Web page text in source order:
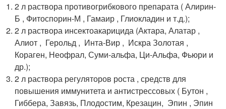
2 л раствора противогрибкового препарата ( Алирин-
Б , Фитоспорин-М , Гамаир , Глиокладин и т.д.);
2 л раствора инсектоакарицида (Актара, Алатар ,
Алиот , Герольд , Инта-Вир , Искра Золотая ,
Кораген, Неофрал, Суми-альфа, Ци-Альфа, Фьюри и
др.);
2 л раствора регуляторов роста , средств для
повышения иммунитета и антистрессовых ( Бутон ,
Гиббера, Завязь, Плодостим, Крезацин, Эпин , Эпин